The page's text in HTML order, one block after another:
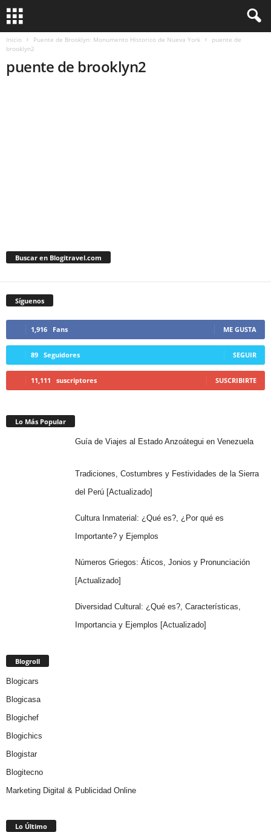
Inicio Puente de Brooklyn: Monumento Historico de Nueva York
puente de
brooklyn2
puente de brooklyn2
Buscar en Blogitravel.com
Síguenos
1,916 Fans ME GUSTA
89 Seguidores SEGUIR
11,111 suscriptores SUSCRIBIRTE
Lo Más Popular
Guía de Viajes al Estado Anzoátegui en Venezuela
Tradiciones, Costumbres y Festividades de la Sierra
del Perú [Actualizado]
Cultura Inmaterial: ¿Qué es?, ¿Por qué es
Importante? y Ejemplos
Números Griegos: Áticos, Jonios y Pronunciación
[Actualizado]
Diversidad Cultural: ¿Qué es?, Características,
Importancia y Ejemplos [Actualizado]
Blogroll
Blogicars
Blogicasa
Blogichef
Blogichics
Blogistar
Blogitecno
Marketing Digital & Publicidad Online
Lo Último